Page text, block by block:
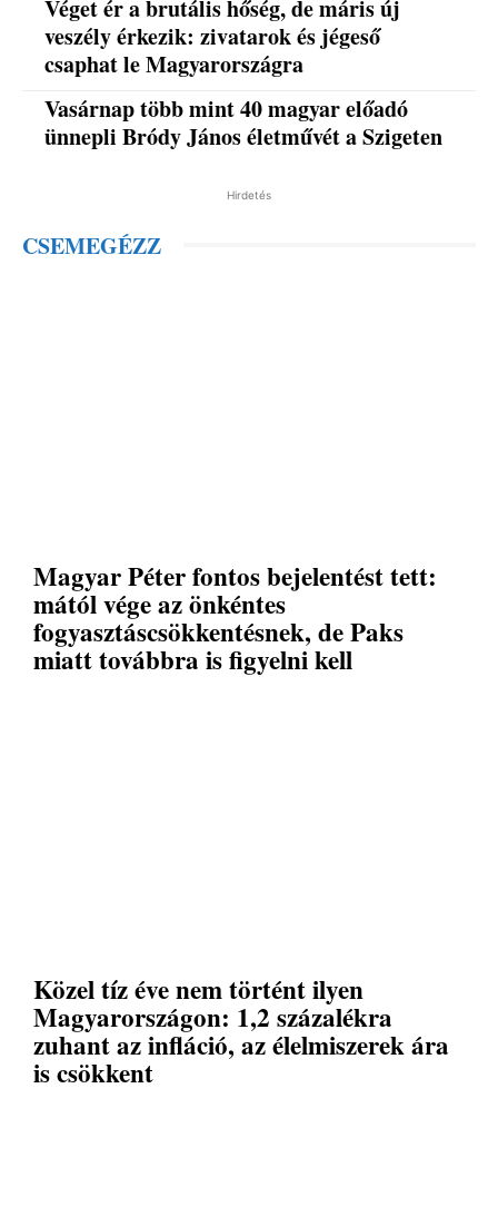
Véget ér a brutális hőség, de máris új
veszély érkezik: zivatarok és jégeső
csaphat le Magyarországra
Vasárnap több mint 40 magyar előadó
ünnepli Bródy János életművét a Szigeten
Hirdetés
CSEMEGÉZZ
Magyar Péter fontos bejelentést tett:
mától vége az önkéntes
fogyasztáscsökkentésnek, de Paks
miatt továbbra is figyelni kell
Közel tíz éve nem történt ilyen
Magyarországon: 1,2 százalékra
zuhant az infláció, az élelmiszerek ára
is csökkent